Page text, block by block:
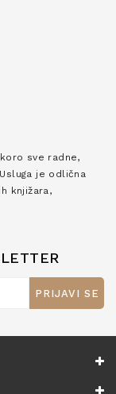
sve radne,
je odlična
knjižara,
PRIJAVI SE